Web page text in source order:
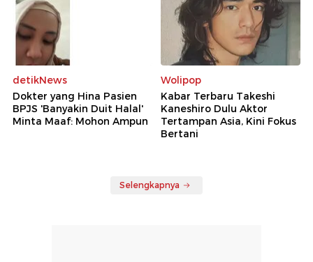
detikNews
Dokter yang Hina Pasien
BPJS 'Banyakin Duit Halal'
Minta Maaf: Mohon Ampun
Wolipop
Kabar Terbaru Takeshi
Kaneshiro Dulu Aktor
Tertampan Asia, Kini Fokus
Bertani
Selengkapnya